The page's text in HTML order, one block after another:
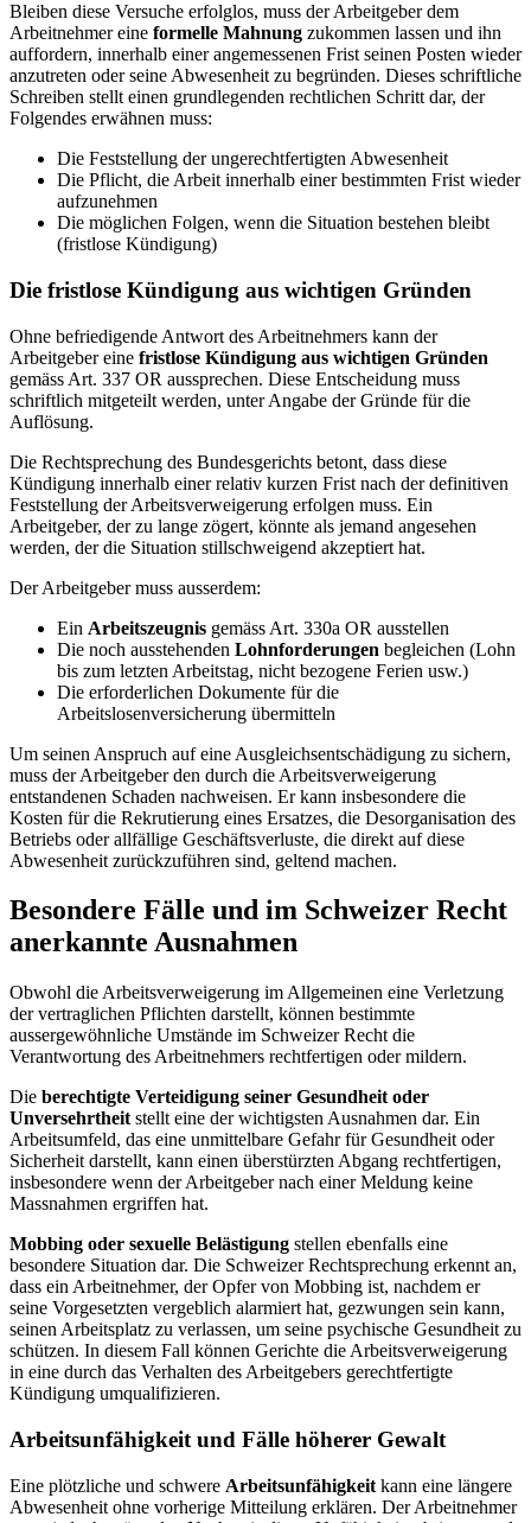
Bleiben diese Versuche erfolglos, muss der Arbeitgeber dem
Arbeitnehmer eine formelle Mahnung zukommen lassen und ihn
auffordern, innerhalb einer angemessenen Frist seinen Posten wieder
anzutreten oder seine Abwesenheit zu begründen. Dieses schriftliche
Schreiben stellt einen grundlegenden rechtlichen Schritt dar, der
Folgendes erwähnen muss:
Die Feststellung der ungerechtfertigten Abwesenheit
Die Pflicht, die Arbeit innerhalb einer bestimmten Frist wieder
aufzunehmen
Die möglichen Folgen, wenn die Situation bestehen bleibt
(fristlose Kündigung)
Die fristlose Kündigung aus wichtigen Gründen
Ohne befriedigende Antwort des Arbeitnehmers kann der
Arbeitgeber eine fristlose Kündigung aus wichtigen Gründen
gemäss Art. 337 OR aussprechen. Diese Entscheidung muss
schriftlich mitgeteilt werden, unter Angabe der Gründe für die
Auflösung.
Die Rechtsprechung des Bundesgerichts betont, dass diese
Kündigung innerhalb einer relativ kurzen Frist nach der definitiven
Feststellung der Arbeitsverweigerung erfolgen muss. Ein
Arbeitgeber, der zu lange zögert, könnte als jemand angesehen
werden, der die Situation stillschweigend akzeptiert hat.
Der Arbeitgeber muss ausserdem:
Ein Arbeitszeugnis gemäss Art. 330a OR ausstellen
Die noch ausstehenden Lohnforderungen begleichen (Lohn
bis zum letzten Arbeitstag, nicht bezogene Ferien usw.)
Die erforderlichen Dokumente für die
Arbeitslosenversicherung übermitteln
Um seinen Anspruch auf eine Ausgleichsentschädigung zu sichern,
muss der Arbeitgeber den durch die Arbeitsverweigerung
entstandenen Schaden nachweisen. Er kann insbesondere die
Kosten für die Rekrutierung eines Ersatzes, die Desorganisation des
Betriebs oder allfällige Geschäftsverluste, die direkt auf diese
Abwesenheit zurückzuführen sind, geltend machen.
Besondere Fälle und im Schweizer Recht
anerkannte Ausnahmen
Obwohl die Arbeitsverweigerung im Allgemeinen eine Verletzung
der vertraglichen Pflichten darstellt, können bestimmte
aussergewöhnliche Umstände im Schweizer Recht die
Verantwortung des Arbeitnehmers rechtfertigen oder mildern.
Die berechtigte Verteidigung seiner Gesundheit oder
Unversehrtheit stellt eine der wichtigsten Ausnahmen dar. Ein
Arbeitsumfeld, das eine unmittelbare Gefahr für Gesundheit oder
Sicherheit darstellt, kann einen überstürzten Abgang rechtfertigen,
insbesondere wenn der Arbeitgeber nach einer Meldung keine
Massnahmen ergriffen hat.
Mobbing oder sexuelle Belästigung stellen ebenfalls eine
besondere Situation dar. Die Schweizer Rechtsprechung erkennt an,
dass ein Arbeitnehmer, der Opfer von Mobbing ist, nachdem er
seine Vorgesetzten vergeblich alarmiert hat, gezwungen sein kann,
seinen Arbeitsplatz zu verlassen, um seine psychische Gesundheit zu
schützen. In diesem Fall können Gerichte die Arbeitsverweigerung
in eine durch das Verhalten des Arbeitgebers gerechtfertigte
Kündigung umqualifizieren.
Arbeitsunfähigkeit und Fälle höherer Gewalt
Eine plötzliche und schwere Arbeitsunfähigkeit kann eine längere
Abwesenheit ohne vorherige Mitteilung erklären. Der Arbeitnehmer